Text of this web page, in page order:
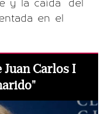
y la caída" del
en el
Carlos I